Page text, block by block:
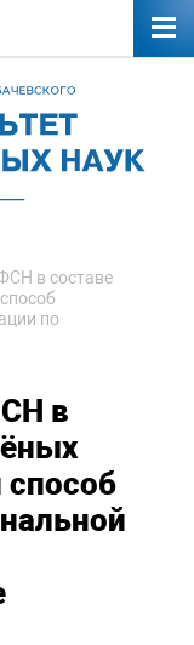
в составе
по
в
способ